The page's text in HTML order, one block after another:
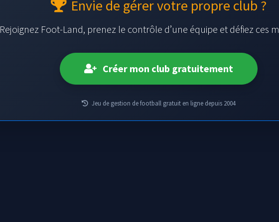
Envie de gérer votre propre club ?
Rejoignez Foot-Land, prenez le contrôle d’une équipe et défiez ces
Créer mon club gratuitement
Jeu de gestion de football gratuit en ligne depuis 2004